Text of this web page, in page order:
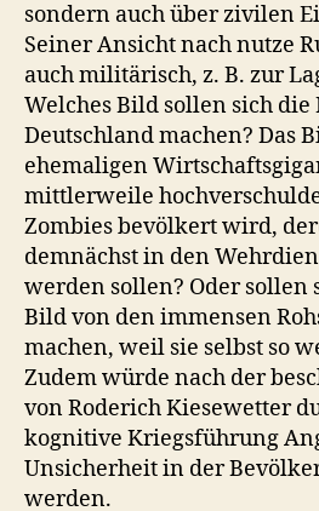
sondern auch über zivilen
Seiner Ansicht nach nutze
auch militärisch, z. B. zur
Welches Bild sollen sich die
Deutschland machen? Das
ehemaligen
mittlerweile
Zombies bevölkert wird,
demnächst in den
werden sollen? Oder sollen
Bild von den immensen
machen, weil sie selbst so
Zudem würde nach der
von Roderich Kiesewetter
kognitive Kriegsführung
Unsicherheit in der
werden.